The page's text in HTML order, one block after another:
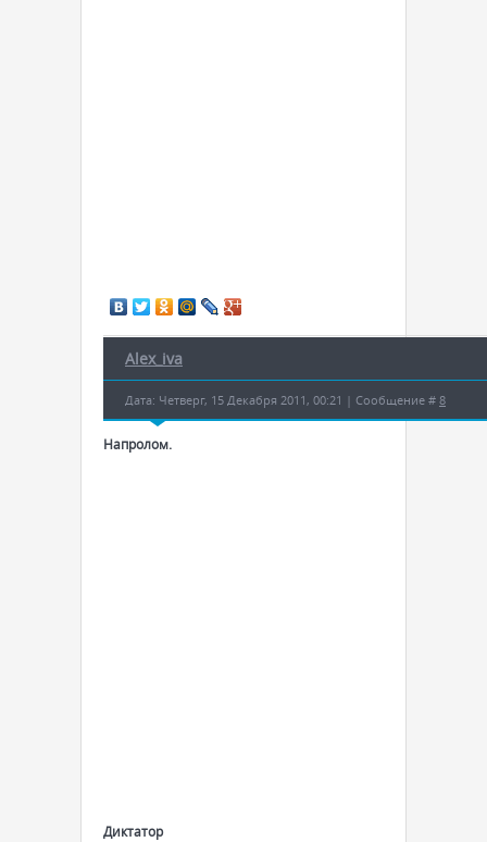
Alex_iva
Дата: Четверг, 15 Декабря 2011, 00:21 | Сообщение # 8
Напролом.
Диктатор